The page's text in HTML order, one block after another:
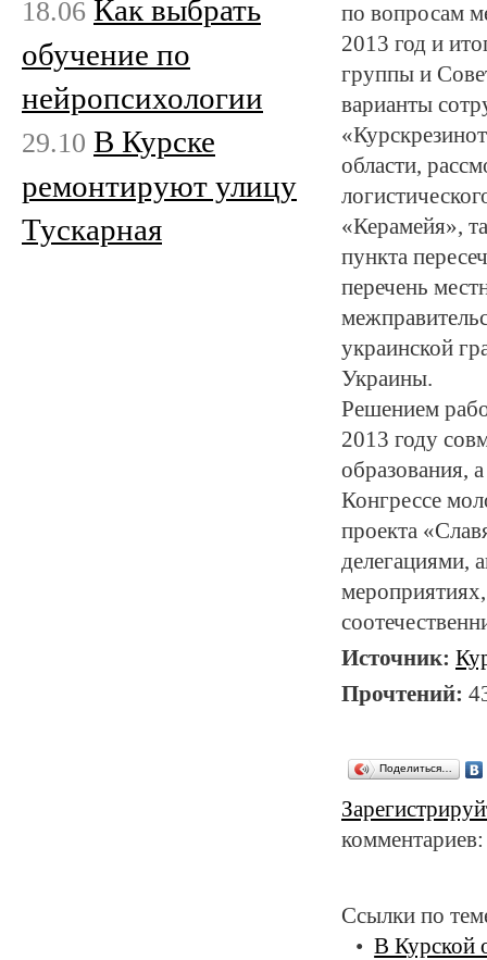
по вопросам
2013 год и
группы и
варианты
области,
«Керамейя»,
пункта
перечень
украинской
Украины.
Решением
2013 году
образования,
Конгрессе
проекта
делегациями,
Источник:
Прочтений:
Поделиться…
Ссылки по
В Курской
18.06 Как выбрать
обучение по
нейропсихологии
29.10 В Курске
ремонтируют улицу
Тускарная